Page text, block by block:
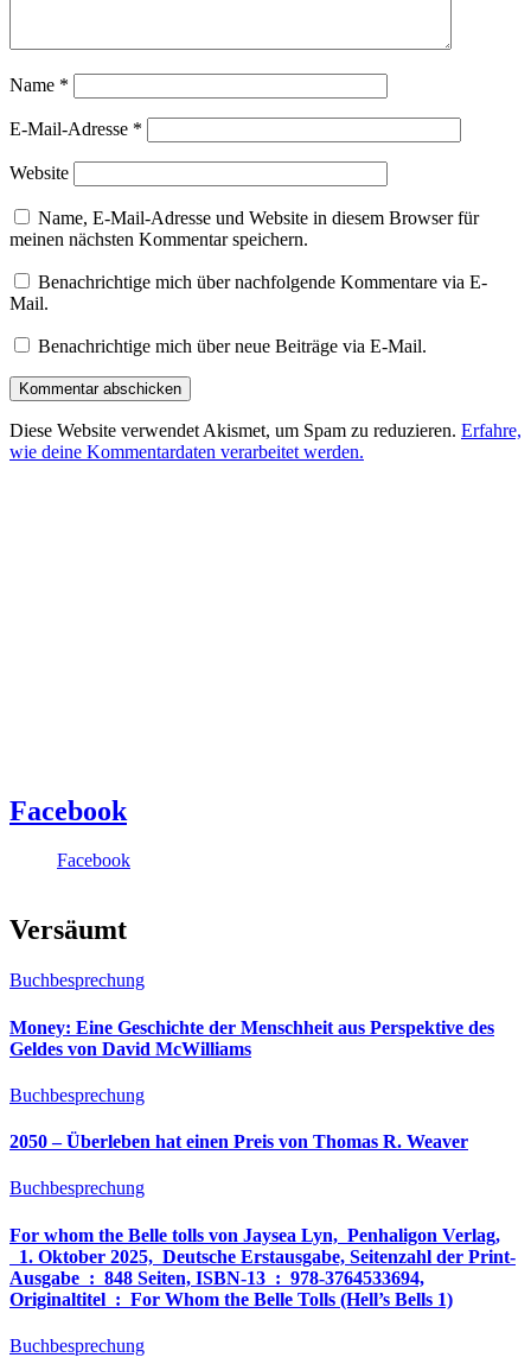
Name *
E-Mail-Adresse *
Website
Name, E-Mail-Adresse und Website in diesem Browser für
meinen nächsten Kommentar speichern.
Benachrichtige mich über nachfolgende Kommentare via E-
Mail.
Benachrichtige mich über neue Beiträge via E-Mail.
Diese Website verwendet Akismet, um Spam zu reduzieren. Erfahre,
wie deine Kommentardaten verarbeitet werden.
Facebook
Facebook
Versäumt
Buchbesprechung
Money: Eine Geschichte der Menschheit aus Perspektive des
Geldes von David McWilliams
Buchbesprechung
2050 – Überleben hat einen Preis von Thomas R. Weaver
Buchbesprechung
For whom the Belle tolls von Jaysea Lyn, ‎ Penhaligon Verlag,
‎ 1. Oktober 2025, ‎ Deutsche Erstausgabe, Seitenzahl der Print-
Ausgabe ‏ : ‎ 848 Seiten, ISBN-13 ‏ : ‎ 978-3764533694,
Originaltitel ‏ : ‎ For Whom the Belle Tolls (Hell’s Bells 1)
Buchbesprechung